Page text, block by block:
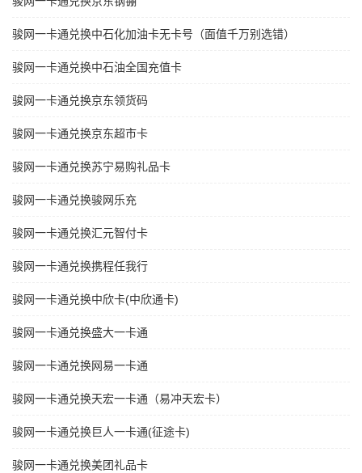
骏网一卡通兑换中石化加油卡无卡号（面值千万别选错）
骏网一卡通兑换中石油全国充值卡
骏网一卡通兑换京东领货码
骏网一卡通兑换京东超市卡
骏网一卡通兑换苏宁易购礼品卡
骏网一卡通兑换骏网乐充
骏网一卡通兑换汇元智付卡
骏网一卡通兑换携程任我行
骏网一卡通兑换中欣卡(中欣通卡)
骏网一卡通兑换盛大一卡通
骏网一卡通兑换网易一卡通
骏网一卡通兑换天宏一卡通（易冲天宏卡）
骏网一卡通兑换巨人一卡通(征途卡)
骏网一卡通兑换美团礼品卡